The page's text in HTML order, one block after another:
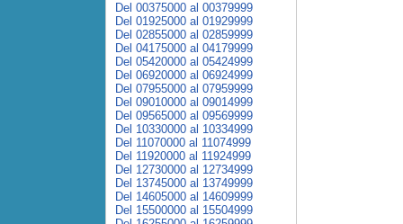
Del 00375000 al 00379999
Del 01925000 al 01929999
Del 02855000 al 02859999
Del 04175000 al 04179999
Del 05420000 al 05424999
Del 06920000 al 06924999
Del 07955000 al 07959999
Del 09010000 al 09014999
Del 09565000 al 09569999
Del 10330000 al 10334999
Del 11070000 al 11074999
Del 11920000 al 11924999
Del 12730000 al 12734999
Del 13745000 al 13749999
Del 14605000 al 14609999
Del 15500000 al 15504999